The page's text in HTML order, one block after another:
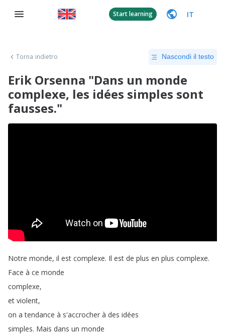
Start learning IT
Torna indietro Nascondi il testo
Erik Orsenna "Dans un monde
complexe, les idées simples sont
fausses."
Notre monde, il est complexe. Il est de plus en plus complexe.
Face à ce monde
complexe,
et violent,
on a tendance à s'accrocher à des idées
simples. Mais dans un monde